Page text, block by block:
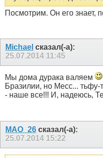
Посмотрим. Он его знает,
Michael сказал(-а):
25.07.2014 11:45
Мы дома дурака валяем
Бразилии, но Месс...
- наше все!!! И, надеюсь,
MAO_26 сказал(-а):
25.07.2014 15:22